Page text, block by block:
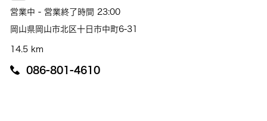
営業中 - 営業終了時間 23:00
岡山県岡山市北区十日市中町6-31
14.5 km
086-801-4610